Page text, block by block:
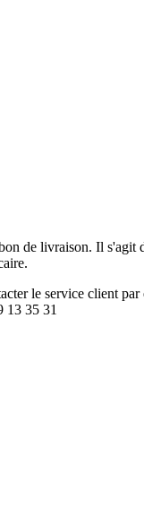
de livraison. Il s'agit
le service client par
13 35 31